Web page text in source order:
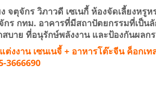
จตุจักร วิภาวดี เซเนกี้ ห้องจัดเลี้ยงหรู
ร กทม. อาคารที่มีสถาปัตยกรรมที่เป็น
บาย ที่อนุรักษ์พลังงาน และป้องกันผลก
งงาน เซนเนจี้ + อาหารโต๊ะจีน ค็อกเ
3666690